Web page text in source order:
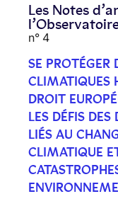
Les Notes
n° 4
SE PROTÉGER
CLIMATIQUES
DROIT
LES DÉFIS
LIÉS AU
CLIMATIQUE